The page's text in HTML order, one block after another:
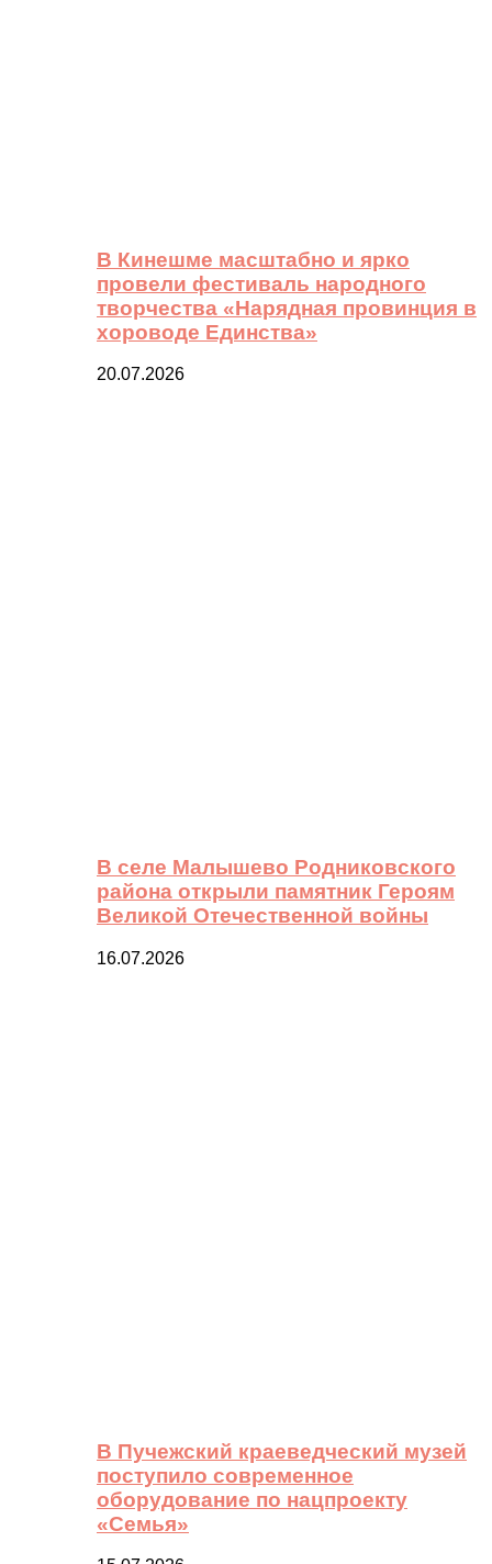
В Кинешме масштабно и ярко
провели фестиваль народного
творчества «Нарядная провинция в
хороводе Единства»
20.07.2026
В селе Малышево Родниковского
района открыли памятник Героям
Великой Отечественной войны
16.07.2026
В Пучежский краеведческий музей
поступило современное
оборудование по нацпроекту
«Семья»